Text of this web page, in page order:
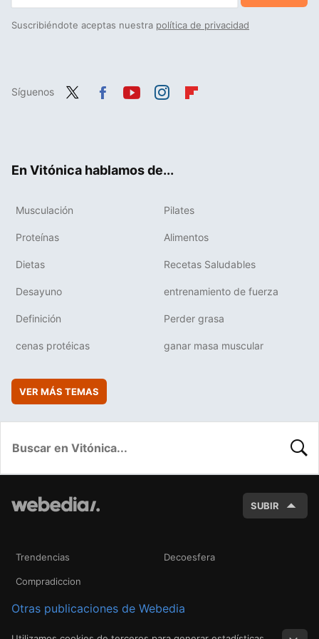
Suscribiéndote aceptas nuestra política de privacidad
Síguenos
En Vitónica hablamos de...
Musculación Pilates
Proteínas Alimentos
Dietas Recetas Saludables
Desayuno entrenamiento de fuerza
Definición Perder grasa
cenas protéicas ganar masa muscular
VER MÁS TEMAS
SUBIR
Trendencias Decoesfera
Compradiccion
Otras publicaciones de Webedia